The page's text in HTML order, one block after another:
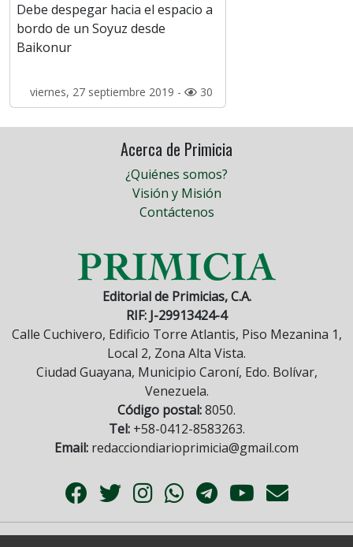
Debe despegar hacia el espacio a
bordo de un Soyuz desde
Baikonur
viernes, 27 septiembre 2019 - 30
Acerca de Primicia
¿Quiénes somos?
Visión y Misión
Contáctenos
Editorial de Primicias, C.A.
RIF: J-29913424-4
Calle Cuchivero, Edificio Torre Atlantis, Piso Mezanina 1,
Local 2, Zona Alta Vista.
Ciudad Guayana, Municipio Caroní, Edo. Bolívar,
Venezuela.
Código postal:8050.
Tel:+58-0412-8583263.
Email: redacciondiarioprimicia@gmail.com